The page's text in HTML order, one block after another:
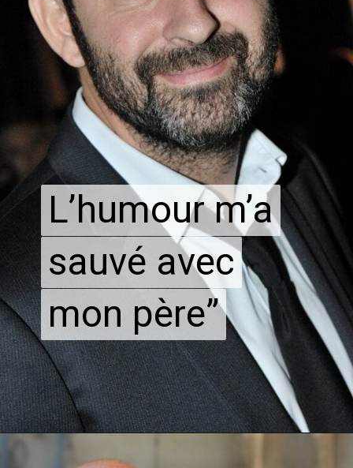
L’humour m’a
sauvé avec
mon père”
L’humour m’a
sauvé avec
mon père”